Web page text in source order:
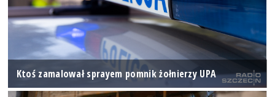
Ktoś zamalował sprayem pomnik żołnierzy UPA